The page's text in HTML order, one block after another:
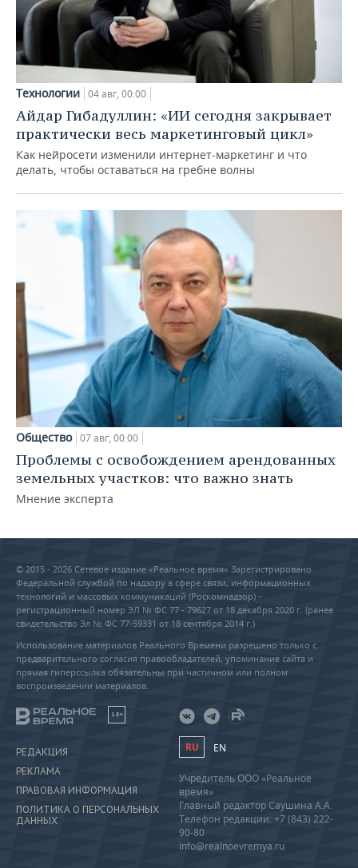
Технологии 04 авг, 00:00
Айдар Гибадуллин: «ИИ сегодня закрывает
практически весь маркетинговый цикл»
Как нейросети изменили интернет-маркетинг и что
делать, чтобы оставаться на гребне волны
Общество 07 авг, 00:00
Проблемы с освобождением арендованных
земельных участков: что важно знать
Мнение эксперта
© 2015 - 2026 Сетевое издание «Реальное время» Зарегистрировано
Федеральной службой по надзору в сфере связи, информационных
технологий и массовых коммуникаций (Роскомнадзор) –
регистрационный номер ЭЛ № ФС 77 - 79627 от 18 декабря 2020 г. (ранее
свидетельство Эл № ФС 77-59331 от 18 сентября 2014 г.)
Использование материалов Реального Времени разрешено только с
предварительного согласия правообладателей, упоминание сайта и
прямая гиперссылка обязательны при частичном или полном
воспроизведении материалов.
18+
РЕДАКЦИЯ
РЕКЛАМА
ПРАВОВАЯ ИНФОРМАЦИЯ
ПОЛИТИКА О ПЕРСОНАЛЬНЫХ
ДАННЫХ
RU EN
Учредитель ООО «Реальное
время»
Главный редактор Саушина А.А.
Телефон редакции: +7 (843) 222-
90-80
info@realnoevremya.ru